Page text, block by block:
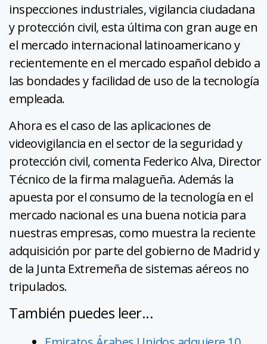
inspecciones industriales, vigilancia ciudadana
y protección civil, esta última con gran auge en
el mercado internacional latinoamericano y
recientemente en el mercado español debido a
las bondades y facilidad de uso de la tecnología
empleada.
Ahora es el caso de las aplicaciones de
videovigilancia en el sector de la seguridad y
protección civil, comenta Federico Alva, Director
Técnico de la firma malagueña. Además la
apuesta por el consumo de la tecnología en el
mercado nacional es una buena noticia para
nuestras empresas, como muestra la reciente
adquisición por parte del gobierno de Madrid y
de la Junta Extremeña de sistemas aéreos no
tripulados.
También puedes leer...